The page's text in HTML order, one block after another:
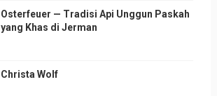
Osterfeuer — Tradisi Api Unggun Paskah
yang Khas di Jerman
Christa Wolf